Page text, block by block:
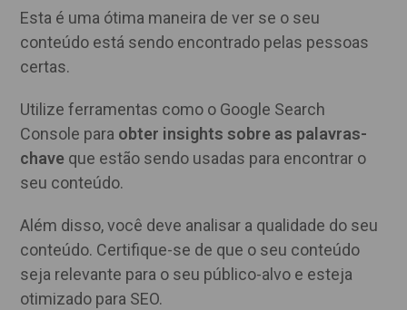
Esta é uma ótima maneira de ver se o seu
conteúdo está sendo encontrado pelas pessoas
certas.
Utilize ferramentas como o Google Search
Console para obter insights sobre as palavras-
chave que estão sendo usadas para encontrar o
seu conteúdo.
Além disso, você deve analisar a qualidade do seu
conteúdo. Certifique-se de que o seu conteúdo
seja relevante para o seu público-alvo e esteja
otimizado para SEO.